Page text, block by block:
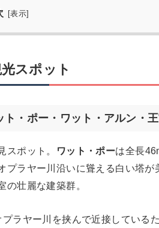
[表示
スポット
・ポー・ワット・アルン・王
スポット。 ワット・ポーは全長
プラヤー川沿いに聳える白い塔
の壮麗な建築群。
ラヤー川を挟んで近接している